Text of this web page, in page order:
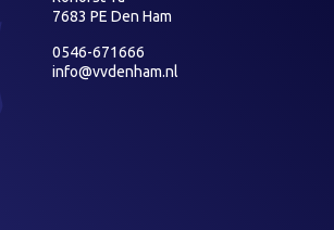
7683 PE Den Ham
0546-671666
info@vvdenham.nl